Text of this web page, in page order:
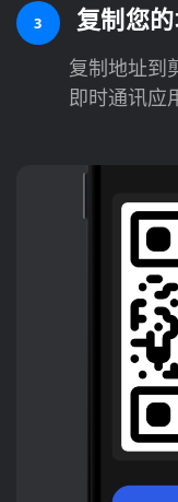
3 复制您
复制地址到
即时通讯应